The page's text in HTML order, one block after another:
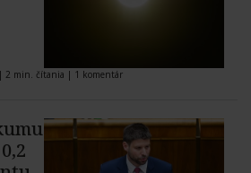
| 2 min. čítania | 1 komentár